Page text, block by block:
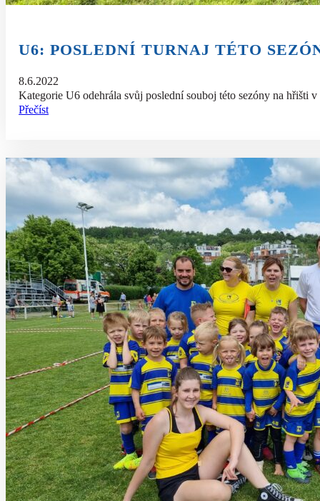
U6: POSLEDNÍ TURNAJ TÉTO
8.6.2022
Kategorie U6 odehrála svůj poslední souboj této sezóny na
Přečíst